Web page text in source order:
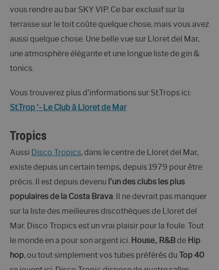
vous rendre au bar SKY VIP. Ce bar exclusif sur la
terrasse sur le toit coûte quelque chose, mais vous avez
aussi quelque chose. Une belle vue sur Lloret del Mar,
une atmosphère élégante et une longue liste de gin &
tonics.
Vous trouverez plus d'informations sur St.Trops ici:
St.Trop '- Le Club à Lloret de Mar
Tropics
Aussi Disco Tropics, dans le centre de Lloret del Mar,
existe depuis un certain temps, depuis 1979 pour être
précis. Il est depuis devenu l'un des clubs les plus
populaires de la Costa Brava . Il ne devrait pas manquer
sur la liste des meilleures discothèques de Lloret del
Mar. Disco Tropics est un vrai plaisir pour la foule. Tout
le monde en a pour son argent ici. House,, R&B de Hip
hop, ou tout simplement vos tubes préférés du Top 40